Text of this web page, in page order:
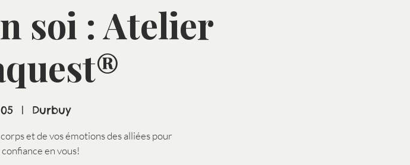
soi : Atelier
  |
Durbuy
et de vos émotions des alliées pour